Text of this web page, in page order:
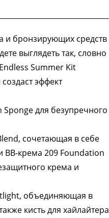
и бронзирующих средств
выглядеть так, словно
Summer Kit
эффект
для безупречного
сочетающая в себе
BB-крема 209 Foundation
крема и
объединяющая в
кисть для хайлайтера